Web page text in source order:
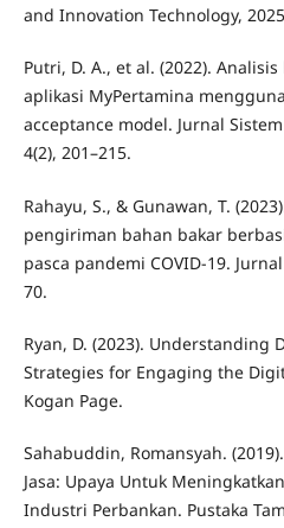
and Innovation Technology,
Putri, D. A., et al. (2022).
aplikasi MyPertamina
acceptance model. Jurnal
4(2), 201–215.
Rahayu, S., & Gunawan, T.
pengiriman bahan bakar
pasca pandemi COVID-19.
70.
Ryan, D. (2023).
Strategies for Engaging the
Kogan Page.
Sahabuddin, Romansyah.
Jasa: Upaya Untuk
Industri Perbankan. Pustaka